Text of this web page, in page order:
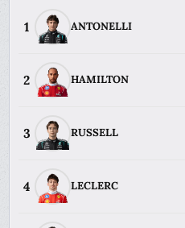
1 ANTONELLI
2 HAMILTON
3 RUSSELL
4 LECLERC